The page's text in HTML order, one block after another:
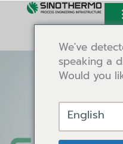
We've
speaking a
Would you
English